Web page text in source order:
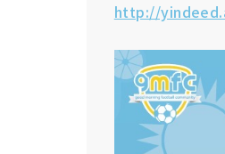
http://